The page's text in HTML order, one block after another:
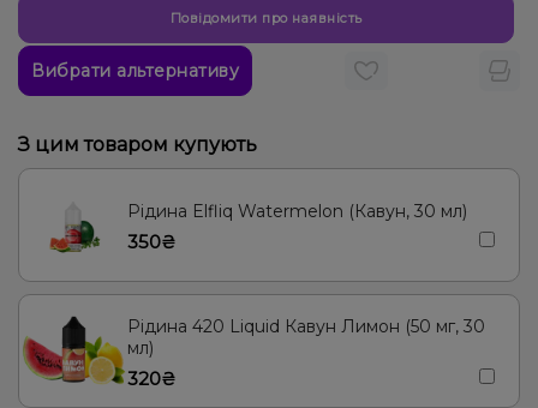
Повідомити про наявність
Вибрати альтернативу
З цим товаром купують
Рідина Elfliq Watermelon (Кавун, 30 мл)
350₴
Рідина 420 Liquid Кавун Лимон (50 мг, 30
мл)
320₴